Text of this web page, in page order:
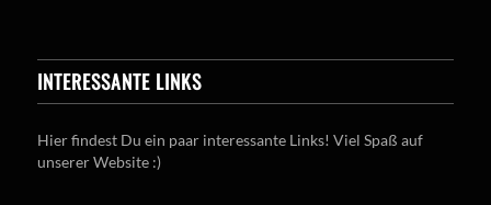
INTERESSANTE LINKS
Hier findest Du ein paar interessante Links! Viel Spaß auf
unserer Website :)